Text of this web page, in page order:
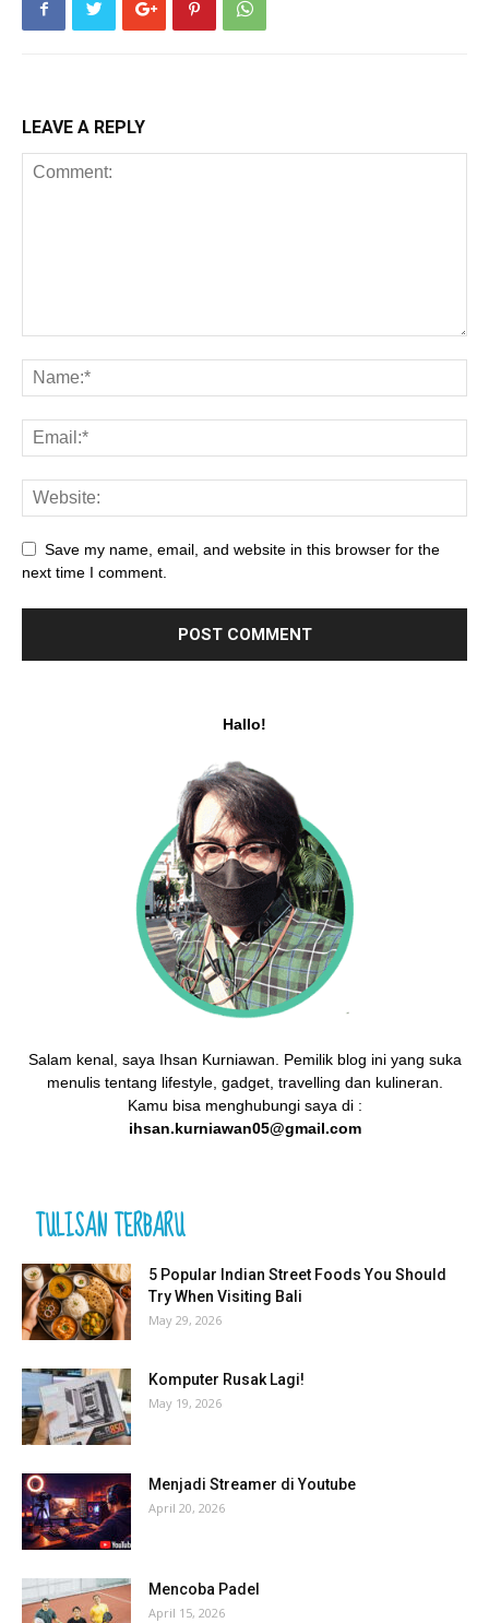
LEAVE A REPLY
Save my name, email, and website in this browser for the
next time I comment.
Hallo!
Salam kenal, saya Ihsan Kurniawan. Pemilik blog ini yang suka
menulis tentang lifestyle, gadget, travelling dan kulineran.
Kamu bisa menghubungi saya di :
ihsan.kurniawan05@gmail.com
TULISAN TERBARU
5 Popular Indian Street Foods You Should
Try When Visiting Bali
May 29, 2026
Komputer Rusak Lagi!
May 19, 2026
Menjadi Streamer di Youtube
April 20, 2026
Mencoba Padel
April 15, 2026